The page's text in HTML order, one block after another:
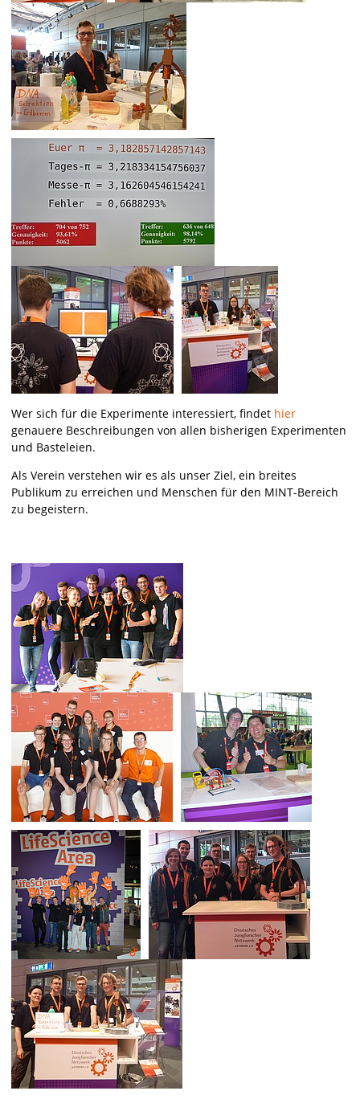
Wer sich für die Experimente interessiert, findet hier
genauere Beschreibungen von allen bisherigen Experimenten
und Basteleien.
Als Verein verstehen wir es als unser Ziel, ein breites
Publikum zu erreichen und Menschen für den MINT-Bereich
zu begeistern.